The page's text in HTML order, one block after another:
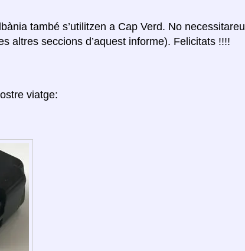
també s’utilitzen a Cap Verd. No necessitareu
altres seccions d’aquest informe). Felicitats !!!!
viatge: